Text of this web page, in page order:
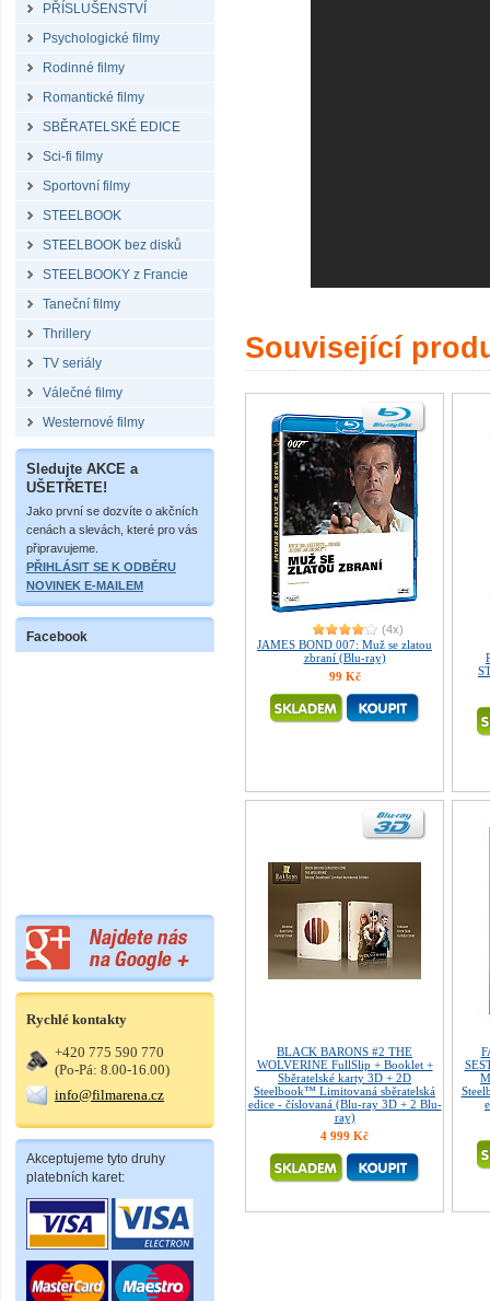
PŘÍSLUŠENSTVÍ
Psychologické filmy
Rodinné filmy
Romantické filmy
SBĚRATELSKÉ EDICE
Sci-fi filmy
Sportovní filmy
STEELBOOK
STEELBOOK bez disků
STEELBOOKY z Francie
Taneční filmy
Thrillery
TV seriály
Válečné filmy
Westernové filmy
Sledujte AKCE a
UŠETŘETE!
Jako první se dozvíte o akčních
cenách a slevách, které pro vás
připravujeme.
PŘIHLÁSIT SE K ODBĚRU
NOVINEK E-MAILEM
Facebook
Rychlé kontakty
+420 775 590 770
(Po-Pá: 8.00-16.00)
info@filmarena.cz
Akceptujeme tyto druhy
platebních karet:
Související
(4x)
JAMES BOND 007: Muž se zlatou
zbraní (Blu-ray)
99 Kč
BLACK BARONS #2 THE
WOLVERINE FullSlip + Booklet +
Sběratelské karty 3D + 2D
Steelbook™ Limitovaná sběratelská
edice - číslovaná (Blu-ray 3D + 2 Blu-
ray)
4 999 Kč